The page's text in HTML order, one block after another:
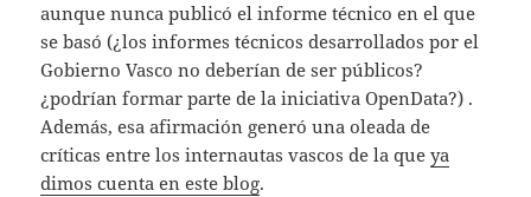
aunque nunca publicó el informe técnico en el que
se basó (¿los informes técnicos desarrollados por el
Gobierno Vasco no deberían de ser públicos?
¿podrían formar parte de la iniciativa OpenData?) .
Además, esa afirmación generó una oleada de
críticas entre los internautas vascos de la queya
dimos cuenta en este blog.